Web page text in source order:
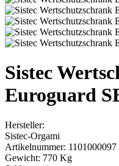
Sistec
Euroguard
Hersteller:
Sistec-Orgami
Artikelnummer: 1101000097
Gewicht: 770 Kg